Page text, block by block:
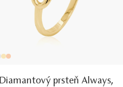
Diamantový prsteň Always,